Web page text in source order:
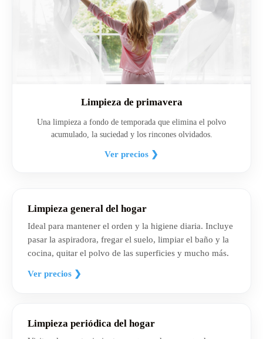
Limpieza de primavera
Una limpieza a fondo de temporada que elimina el polvo
acumulado, la suciedad y los rincones olvidados.
Ver precios ❯
Limpieza general del hogar
Ideal para mantener el orden y la higiene diaria. Incluye
pasar la aspiradora, fregar el suelo, limpiar el baño y la
cocina, quitar el polvo de las superficies y mucho más.
Ver precios ❯
Limpieza periódica del hogar